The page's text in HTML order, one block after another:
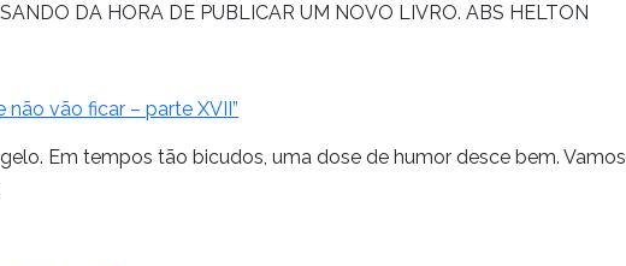
DA HORA DE PUBLICAR UM NOVO LIVRO. ABS HELTON
não vão ficar – parte XVII”
Em tempos tão bicudos, uma dose de humor desce bem. Vamos